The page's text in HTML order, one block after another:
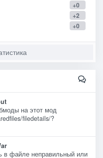
+0
+2
+0
на этот мод
filedetails/?
в файле неправильный или